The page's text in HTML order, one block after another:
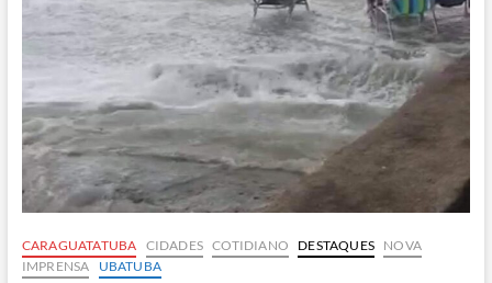
CARAGUATATUBA CIDADES COTIDIANO DESTAQUES NOVA
IMPRENSA
UBATUBA